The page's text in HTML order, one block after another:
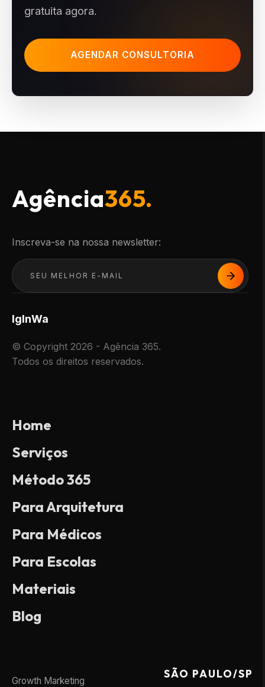
gratuita agora.
AGENDAR CONSULTORIA
Agência365.
Inscreva-se na nossa newsletter:
IgInWa
© Copyright 2026 - Agência 365.
Todos os direitos reservados.
Home
Serviços
Método 365
Para Arquitetura
Para Médicos
Para Escolas
Materiais
Blog
Growth Marketing
SÃO PAULO/SP